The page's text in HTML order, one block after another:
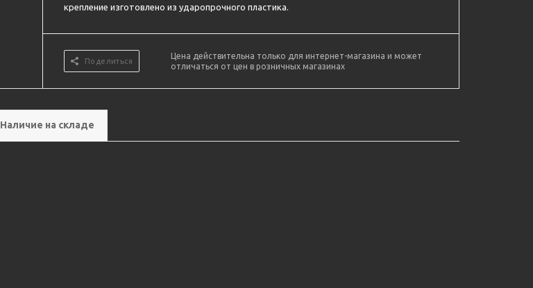
крепление изготовлено из ударопрочного пластика.
Поделиться
Цена действительна только для интернет-магазина и может
отличаться от цен в розничных магазинах
Наличие на складе